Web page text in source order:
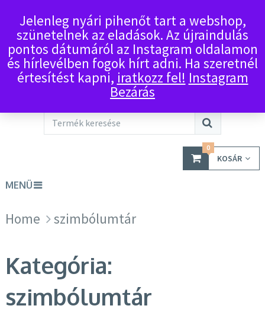
KOSÁR
0
MENÜ
Home szimbólumtár
Kategória:
szimbólumtár
Jelenleg nyári pihenőt tart a webshop,
szünetelnek az eladások. Az újraindulás
pontos dátumáról az Instagram oldalamon
és hírlevélben fogok hírt adni. Ha szeretnél
értesítést kapni, iratkozz fel! Instagram
Bezárás